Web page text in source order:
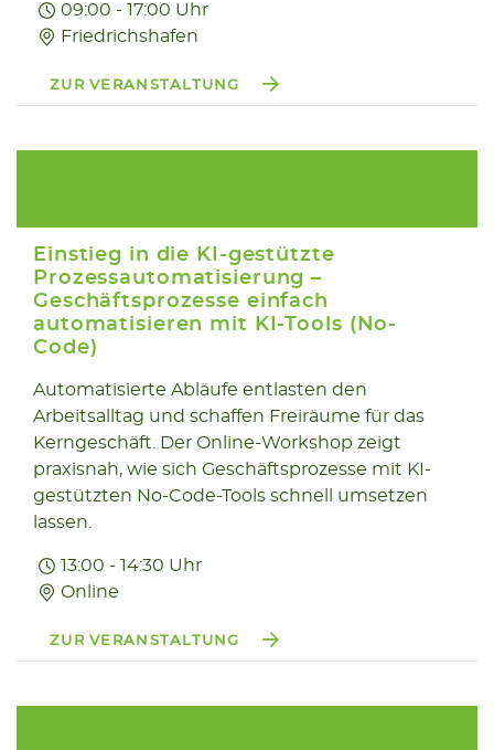
09:00 - 17:00 Uhr
Friedrichshafen
ZUR VERANSTALTUNG
Einstieg in die KI-gestützte
Prozessautomatisierung –
Geschäftsprozesse einfach
automatisieren mit KI-Tools (No-
Code)
Automatisierte Abläufe entlasten den
Arbeitsalltag und schaffen Freiräume für das
Kerngeschäft. Der Online-Workshop zeigt
praxisnah, wie sich Geschäftsprozesse mit KI-
gestützten No-Code-Tools schnell umsetzen
lassen.
13:00 - 14:30 Uhr
Online
ZUR VERANSTALTUNG